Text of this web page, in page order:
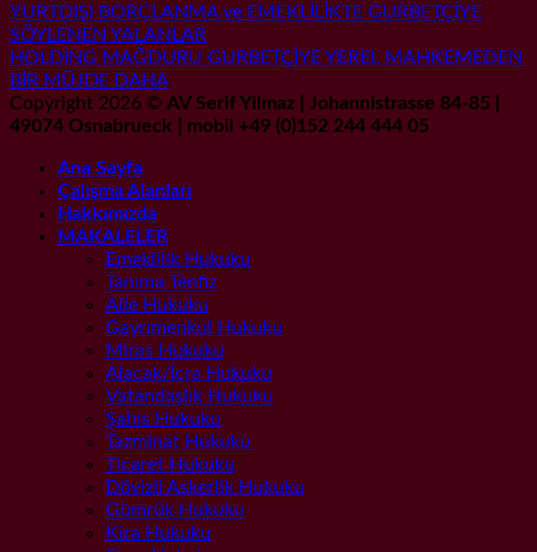
YURTDIŞI BORÇLANMA ve EMEKLİLİKTE GURBETÇİYE
SÖYLENEN YALANLAR
HOLDİNG MAĞDURU GURBETÇİYE YEREL MAHKEMEDEN
BİR MÜJDE DAHA
Copyright 2026 © AV Serif Yilmaz | Johannistrasse 84-85 |
49074 Osnabrueck | mobil +49 (0)152 244 444 05
Ana Sayfa
Çalışma Alanları
Hakkımızda
MAKALELER
Emeklilik Hukuku
Tanıma Tenfiz
Aile Hukuku
Gayrımenkul Hukuku
Miras Hukuku
Alacak/İcra Hukuku
Vatandaşlık Hukuku
Şahıs Hukuku
Tazminat Hukuku
Ticaret Hukuku
Dövizli Askerlik Hukuku
Gümrük Hukuku
Kira Hukuku